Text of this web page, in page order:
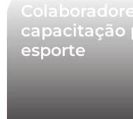
capacitação
esporte